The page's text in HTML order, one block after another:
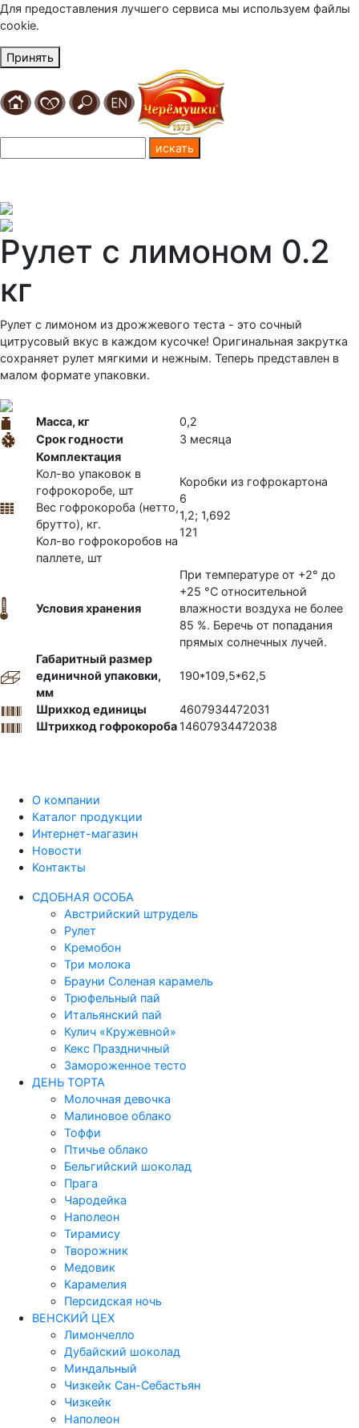
Для предоставления лучшего сервиса мы используем файлы
cookie.
Принять
Рулет с лимоном 0.2
кг
Рулет с лимоном из дрожжевого теста - это сочный
цитрусовый вкус в каждом кусочке! Оригинальная закрутка
сохраняет рулет мягкими и нежным. Теперь представлен в
малом формате упаковки.
Масса, кг
0,2
Срок годности
3 месяца
Комплектация
Кол-во упаковок в
гофрокоробе, шт
Вес гофрокороба (нетто,
брутто), кг.
Кол-во гофрокоробов на
паллете, шт
Коробки из гофрокартона
6
1,2; 1,692
121
Условия хранения
При температуре от +2° до
+25 °C относительной
влажности воздуха не более
85 %. Беречь от попадания
прямых солнечных лучей.
Габаритный размер
единичной упаковки,
мм
190*109,5*62,5
Шрихкод единицы
4607934472031
Штрихкод гофрокороба 14607934472038
О компании
Каталог продукции
Интернет-магазин
Новости
Контакты
СДОБНАЯ ОСОБА
Австрийский штрудель
Рулет
Кремобон
Три молока
Брауни Соленая карамель
Трюфельный пай
Итальянский пай
Кулич «Кружевной»
Кекс Праздничный
Замороженное тесто
ДЕНЬ ТОРТА
Молочная девочка
Малиновое облако
Тоффи
Птичье облако
Бельгийский шоколад
Прага
Чародейка
Наполеон
Тирамису
Творожник
Медовик
Карамелия
Персидская ночь
ВЕНСКИЙ ЦЕХ
Лимончелло
Дубайский шоколад
Миндальный
Чизкейк Сан-Себастьян
Чизкейк
Наполеон